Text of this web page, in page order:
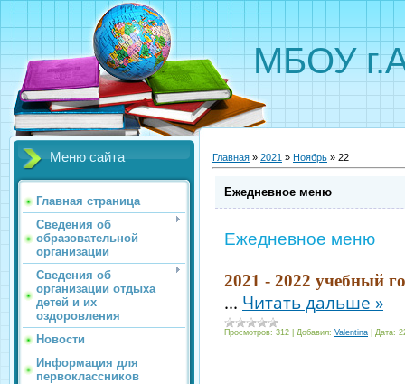
МБОУ
Меню сайта
Главная страница
Сведения об
образовательной
организации
Сведения об
организации отдыха
детей и их
оздоровления
Новости
Информация для
первоклассников
Главная » 2021 » Ноябрь » 22
Ежедневное меню
Ежедневное меню
2021 - 2022 учебный
... Читать дальше »
Просмотров: 312 Добавил: Valentina Дата: